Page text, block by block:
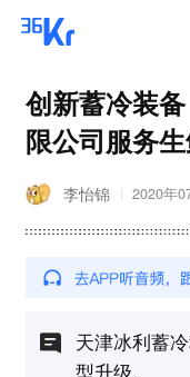
创新蓄冷装
限公司服务
李怡锦 2020年
天津冰利蓄
型升级。